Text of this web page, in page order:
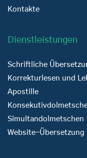
Kontakte
Dienstleistungen
Schriftliche
Korrekturlesen und
Apostille
Simultandolmetschen
Website-Übersetzung